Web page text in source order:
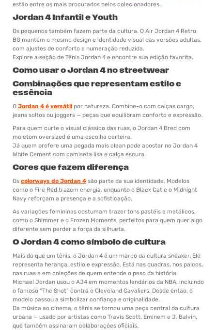
estão entre os mais procurados pelos colecionadores.
Jordan 4 Infantil e Youth
Os pequenos também fazem parte da cultura. O Air Jordan 4 Retro
BG mantém o mesmo design e identidade visual das versões adultas,
com ajustes de conforto e numeração reduzida.
Explore a seção de Tênis Jordan 4 e encontre sua edição favorita.
Como usar o Jordan 4 no streetwear
Combinações que representam estilo e
essência
O Jordan 4 é versátil por natureza. Combine-o com calças cargo,
jeans soltos ou joggers — peças que equilibram conforto e expressão.
Para quem curte o visual clássico das ruas, o Jordan 4 Bred com
moletom oversized é uma escolha certeira.
Já quem prefere uma pegada mais clean pode apostar no Jordan 4
White Cement com camiseta lisa e calça escura.
Cores que fazem diferença
Os colorways do Jordan 4 são parte da sua identidade. Modelos
como o Fire Red trazem energia, enquanto o Black Cat e o Midnight
Navy reforçam a presença e a sofisticação.
As variações femininas costumam trazer tons pastéis e metálicos,
como o Shimmer e o Frozen Moments, perfeitos para quem quer algo
diferente sem perder a força da silhueta.
O Jordan 4 como símbolo de cultura
Mais do que um tênis, o Jordan 4 é um marco da cultura sneaker. Ele
representa herança, estilo e expressão. Está nas quadras, nos palcos,
nas ruas e em coleções de quem entende o peso da história.
Michael Jordan usou o AJ4 em momentos lendários da NBA, incluindo
o famoso “The Shot” contra o Cleveland Cavaliers. Desde então, o
modelo passou a simbolizar confiança e originalidade.
Da música ao cinema, o tênis se tornou uma peça central da cultura
urbana — usado por artistas como Travis Scott, Eminem e J. Balvin,
que também assinaram colaborações oficiais.